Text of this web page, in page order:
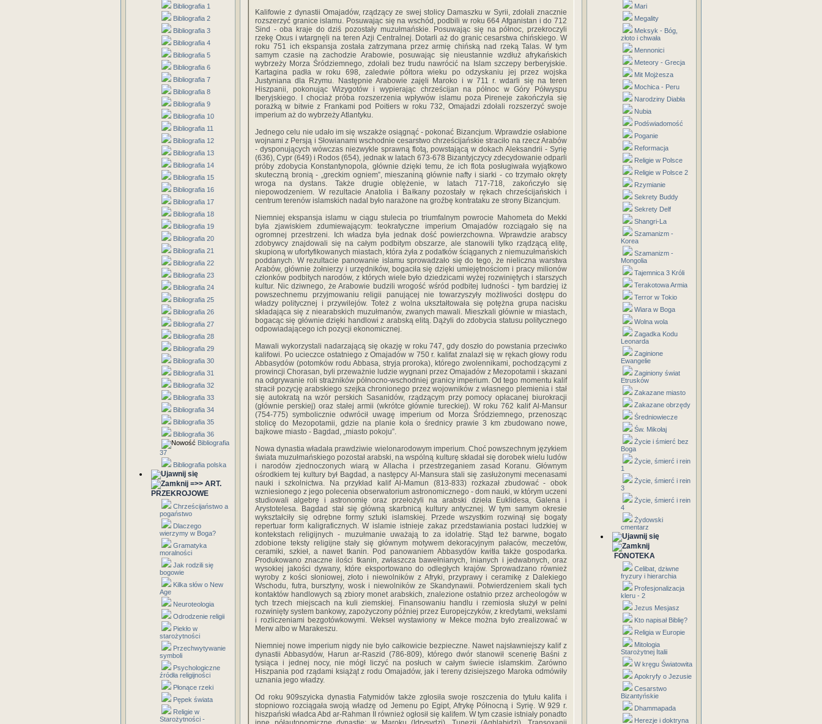
Bibliografia 1
Bibliografia 2
Bibliografia 3
Bibliografia 4
Bibliografia 5
Bibliografia 6
Bibliografia 7
Bibliografia 8
Bibliografia 9
Bibliografia 10
Bibliografia 11
Bibliografia 12
Bibliografia 13
Bibliografia 14
Bibliografia 15
Bibliografia 16
Bibliografia 17
Bibliografia 18
Bibliografia 19
Bibliografia 20
Bibliografia 21
Bibliografia 22
Bibliografia 23
Bibliografia 24
Bibliografia 25
Bibliografia 26
Bibliografia 27
Bibliografia 28
Bibliografia 29
Bibliografia 30
Bibliografia 31
Bibliografia 32
Bibliografia 33
Bibliografia 34
Bibliografia 35
Bibliografia 36
Bibliografia
37
Bibliografia polska
=>> ART.
PRZEKROJOWE
Chrześcijaństwo a
pogaństwo
Dlaczego
wierzymy w Boga?
Gramatyka
moralności
Jak rodzili się
bogowie
Kilka słów o New
Age
Neuroteologia
Odrodzenie religii
Piekło w
starożytności
Przechwytywanie
symboli
Psychologiczne
źródła religijności
Płonące rzeki
Pępek świata
Religie w
Starożytności -
Kalifowie z dynastii Omajadów, rządzący ze swej stolicy Damaszku w Syrii, zdołali znacznie
rozszerzyć granice islamu. Posuwając się na wschód, podbili w roku 664 Afganistan i do 712
Sind - oba kraje do dziś pozostały muzułmańskie. Posuwając się na północ, przekroczyli
rzekę Oxus i wtargnęli na teren Azji Centralnej. Dotarli aż do granic cesarstwa chińskiego. W
roku 751 ich ekspansja została zatrzymana przez armię chińską nad rzeką Talas. W tym
samym czasie na zachodzie Arabowie, posuwając się nieustannie wzdłuż afrykańskich
wybrzeży Morza Śródziemnego, zdołali bez trudu nawrócić na Islam szczepy berberyjskie.
Kartagina padła w roku 698, zaledwie półtora wieku po odzyskaniu jej przez wojska
Justyniana dla Rzymu. Następnie Arabowie zajęli Maroko i w 711 r. wdarli się na teren
Hiszpanii, pokonując Wizygotów i wypierając chrześcijan na północ w Góry Półwyspu
Iberyjskiego. I chociaż próba rozszerzenia wpływów islamu poza Pireneje zakończyła się
porażką w bitwie z Frankami pod Poitiers w roku 732, Omajadzi zdołali rozszerzyć swoje
imperium aż do wybrzeży Atlantyku.
Jednego celu nie udało im się wszakże osiągnąć - pokonać Bizancjum. Wprawdzie osłabione
wojnami z Persją i Słowianami wschodnie cesarstwo chrześcijańskie straciło na rzecz Arabów
- dysponujących wówczas niezwykle sprawną flotą, powstającą w dokach Aleksandrii - Syrię
(636), Cypr (649) i Rodos (654), jednak w latach 673-678 Bizantyjczycy zdecydowanie odparli
próby zdobycia Konstantynopola, głównie dzięki temu, że ich flota posługiwała wyjątkowo
skuteczną bronią - „greckim ogniem”, mieszaniną głównie nafty i siarki - co trzymało okręty
wroga na dystans. Także drugie oblężenie, w latach 717-718, zakończyło się
niepowodzeniem. W rezultacie Anatolia i Bałkany pozostały w rękach chrześcijańskich i
centrum terenów islamskich nadal było narażone na groźbę kontrataku ze strony Bizancjum.
Niemniej ekspansja islamu w ciągu stulecia po triumfalnym powrocie Mahometa do Mekki
była zjawiskiem zdumiewającym: teokratyczne imperium Omajadów rozciągało się na
ogromnej przestrzeni. Ich władza była jednak dość powierzchowna. Wprawdzie arabscy
zdobywcy znajdowali się na całym podbitym obszarze, ale stanowili tylko rządzącą elitę,
skupioną w ufortyfikowanych miastach, która żyła z podatków ściąganych z niemuzułmańskich
poddanych. W rezultacie panowanie islamu sprowadzało się do tego, że nieliczna warstwa
Arabów, głównie żołnierzy i urzędników, bogaciła się dzięki umiejętnościom i pracy milionów
członków podbitych narodów, z których wiele było dziedzicami wyżej rozwiniętych i starszych
kultur. Nic dziwnego, że Arabowie budzili wrogość wśród podbitej ludności - tym bardziej iż
powszechnemu przyjmowaniu religii panującej nie towarzyszyły możliwości dostępu do
władzy politycznej i przywilejów. Toteż z wolna ukształtowała się potężna grupa nacisku
składająca się z niearabskich muzułmanów, zwanych mawali. Mieszkali głównie w miastach,
bogacąc się głównie dzięki handlowi z arabską elitą. Dążyli do zdobycia statusu politycznego
odpowiadającego ich pozycji ekonomicznej.
Mawali wykorzystali nadarzającą się okazję w roku 747, gdy doszło do powstania przeciwko
kalifowi. Po ucieczce ostatniego z Omajadów w 750 r. kalifat znalazł się w rękach głowy rodu
Abbasydów (potomków rodu Abbasa, stryja proroka), którego zwolennikami, pochodzącymi z
prowincji Chorasan, byli przeważnie ludzie wygnani przez Omajadów z Mezopotamii i skazani
na odgrywanie roli strażników północno-wschodniej granicy imperium. Od tego momentu kalif
stracił pozycję arabskiego szejka chronionego przez wojowników z własnego plemienia i stał
się autokratą na wzór perskich Sasanidów, rządzącym przy pomocy opłacanej biurokracji
(głównie perskiej) oraz stałej armii (wkrótce głównie tureckiej). W roku 762 kalif Al-Mansur
(754-775) symbolicznie odwrócił uwagę imperium od Morza Śródziemnego, przenosząc
stolicę do Mezopotamii, gdzie na planie koła o średnicy prawie 3 km zbudowano nowe,
bajkowe miasto - Bagdad, „miasto pokoju”.
Nowa dynastia władała prawdziwie wielonarodowym imperium. Choć powszechnym językiem
świata muzułmańskiego pozostał arabski, na wspólną kulturę składał się dorobek wielu ludów
i narodów zjednoczonych wiarą w Allacha i przestrzeganiem zasad Koranu. Głównym
ośrodkiem tej kultury był Bagdad, a następcy Al-Mansura stali się zasłużonymi mecenasami
nauki i szkolnictwa. Na przykład kalif Al-Mamun (813-833) rozkazał zbudować - obok
wzniesionego z jego polecenia obserwatorium astronomicznego - dom nauki, w którym uczeni
studiowali algebrę i astronomię oraz przełożyli na arabski dzieła Euklidesa, Galena i
Arystotelesa. Bagdad stał się główną skarbnicą kultury antycznej. W tym samym okresie
wykształciły się odrębne formy sztuki islamskiej. Przede wszystkim rozwinął się bogaty
repertuar form kaligraficznych. W islamie istnieje zakaz przedstawiania postaci ludzkiej w
kontekstach religijnych - muzułmanie uważają to za idolatrię. Stąd też barwne, bogato
zdobione teksty religijne stały się głównym motywem dekoracyjnym pałaców, meczetów,
ceramiki, szkieł, a nawet tkanin. Pod panowaniem Abbasydów kwitła także gospodarka.
Produkowano znaczne ilości tkanin, zwłaszcza bawełnianych, lnianych i jedwabnych, oraz
wysokiej jakości dywany, które eksportowano do odległych krajów. Sprowadzano również
wyroby z kości słoniowej, złoto i niewolników z Afryki, przyprawy i ceramikę z Dalekiego
Wschodu, futra, bursztyny, wosk i niewolników ze Skandynawii. Potwierdzeniem skali tych
kontaktów handlowych są zbiory monet arabskich, znalezione ostatnio przez archeologów w
tych trzech miejscach na kuli ziemskiej. Finansowaniu handlu i rzemiosła służył w pełni
rozwinięty system bankowy, zapożyczony później przez Europejczyków, z kredytami, wekslami
i rozliczeniami bezgotówkowymi. Weksel wystawiony w Mekce można było zrealizować w
Merw albo w Marakeszu.
Niemniej nowe imperium nigdy nie było całkowicie bezpieczne. Nawet najsławniejszy kalif z
dynastii Abbasydów, Harun ar-Raszid (786-809), którego dwór stanowił scenerię Baśni z
tysiąca i jednej nocy, nie mógł liczyć na posłuch w całym świecie islamskim. Zarówno
Hiszpania pod rządami książąt z rodu Omajadów, jak i tereny dzisiejszego Maroka odmówiły
uznania jego władzy.
Od roku 909szyicka dynastia Fatymidów także zgłosiła swoje roszczenia do tytułu kalifa i
stopniowo rozciągała swoją władzę od Jemenu po Egipt, Afrykę Północną i Syrię. W 929 r.
hiszpański władca Abd ar-Rahman II również ogłosił się kalifem. W tym czasie istniały ponadto
Mari
Megality
Meksyk - Bóg,
złoto i chwała
Mennonici
Meteory - Grecja
Mit Mojżesza
Mochica - Peru
Narodziny Diabła
Nubia
Podświadomość
Poganie
Reformacja
Religie w Polsce
Religie w Polsce 2
Rzymianie
Sekrety Buddy
Sekrety Delf
Shangri-La
Szamanizm -
Korea
Szamanizm -
Mongolia
Tajemnica 3 Króli
Terakotowa Armia
Terror w Tokio
Wiara w Boga
Wolna wola
Zagadka Kodu
Leonarda
Zaginione
Ewangelie
Zaginiony świat
Etrusków
Zakazane miasto
Zakazane obrzędy
Średniowiecze
Św. Mikołaj
Życie i śmierć bez
Boga
Życie, śmierć i rein
1
Życie, śmierć i rein
3
Życie, śmierć i rein
4
Żydowski
cmentarz
FONOTEKA
Celibat, dziwne
fryzury i hierarchia
Profesjonalizacja
kleru - 2
Jezus Mesjasz
Kto napisał Biblię?
Religia w Europie
Mitologia
Starożytnej Italii
W kręgu Światowita
Apokryfy o Jezusie
Cesarstwo
Bizantyńskie
Dhammapada
Herezje i doktryna